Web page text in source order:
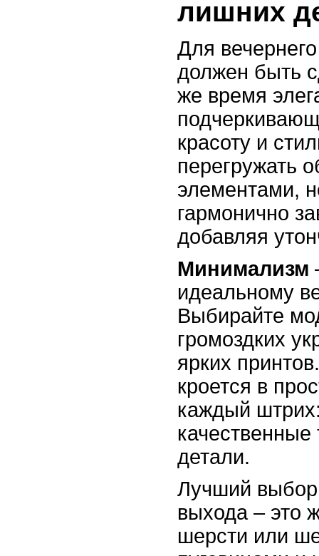
лишних
Для
должен быть
же время
красоту и
перегружать
элементами,
гармонично
добавляя
Минимализм
идеальному
Выбирайте
громоздких
ярких
кроется в
каждый
качественные
детали.
Лучший выбор
выхода – это
шерсти или